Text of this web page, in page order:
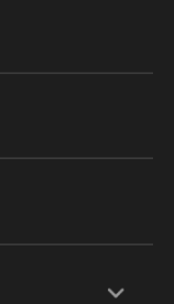
企微SCRM